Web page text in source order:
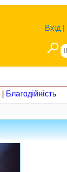
Вхід
Благодійність